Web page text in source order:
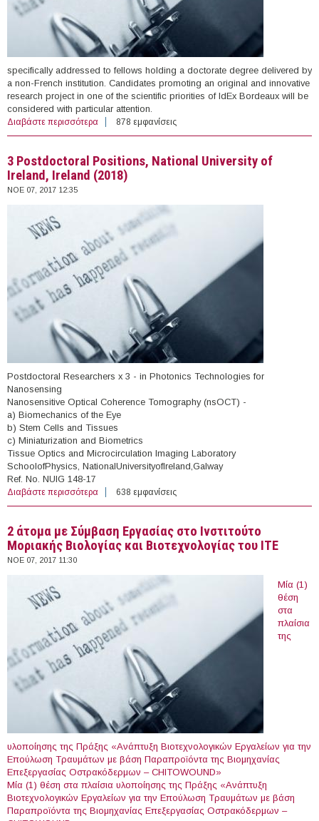
specifically addressed to fellows holding a doctorate degree delivered by
a non-French institution. Candidates promoting an original and innovative
research project in one of the scientific priorities of IdEx Bordeaux will be
considered with particular attention.
Διαβάστε περισσότερα για Postdoctoral Fellowships, University of Bordeaux,
France (2018)
878 εμφανίσεις
3 Postdoctoral Positions, National University of
Ireland, Ireland (2018)
ΝΟΕ 07, 2017 12:35
Postdoctoral Researchers x 3 - in Photonics Technologies for
Nanosensing
Nanosensitive Optical Coherence Tomography (nsOCT) -
a) Biomechanics of the Eye
b) Stem Cells and Tissues
c) Miniaturization and Biometrics
Tissue Optics and Microcirculation Imaging Laboratory
SchoolofPhysics, NationalUniversityofIreland,Galway
Ref. No. NUIG 148-17
Διαβάστε περισσότερα για 3 Postdoctoral Positions, National University of
Ireland, Ireland (2018)
638 εμφανίσεις
2 άτομα με Σύμβαση Εργασίας στο Ινστιτούτο
Μοριακής Βιολογίας και Βιοτεχνολογίας του ΙΤΕ
ΝΟΕ 07, 2017 11:30
Μία (1)
θέση
στα
πλαίσια
της
υλοποίησης της Πράξης «Ανάπτυξη Βιοτεχνολογικών Εργαλείων για την
Επούλωση Τραυμάτων με βάση Παραπροϊόντα της Βιομηχανίας
Επεξεργασίας Οστρακόδερμων – CHITOWOUND»
Μία (1) θέση στα πλαίσια υλοποίησης της Πράξης «Ανάπτυξη
Βιοτεχνολογικών Εργαλείων για την Επούλωση Τραυμάτων με βάση
Παραπροϊόντα της Βιομηχανίας Επεξεργασίας Οστρακόδερμων –